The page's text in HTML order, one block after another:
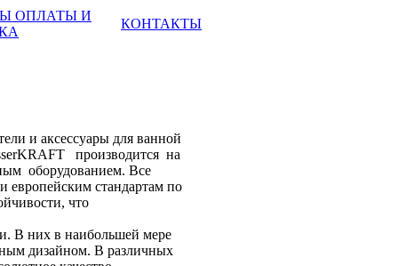
ОПЛАТЫ И
КОНТАКТЫ
и аксессуары для ванной
KRAFT производится на
оборудованием. Все
европейским стандартам по
что
В них в наибольшей мере
дизайном. В различных